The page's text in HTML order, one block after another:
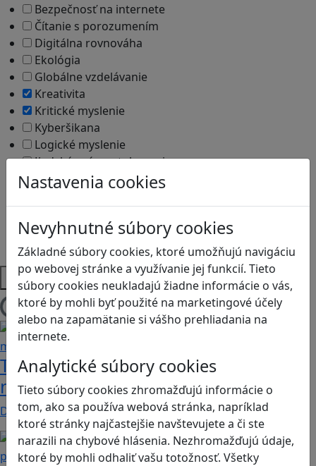
Nastavenia cookies
Nevyhnutné súbory cookies
Základné súbory cookies, ktoré umožňujú navigáciu
po webovej stránke a využívanie jej funkcií. Tieto
súbory cookies neukladajú žiadne informácie o vás,
ktoré by mohli byť použité na marketingové účely
alebo na zapamätanie si vášho prehliadania na
internete.
Analytické súbory cookies
Tieto súbory cookies zhromažďujú informácie o
tom, ako sa používa webová stránka, napríklad
ktoré stránky najčastejšie navštevujete a či ste
narazili na chybové hlásenia. Nezhromažďujú údaje,
ktoré by mohli odhaliť vašu totožnosť. Všetky
Bezpečnosť na internete
Čítanie s porozumením
Digitálna rovnováha
Ekológia
Globálne vzdelávanie
Kreativita
Kritické myslenie
Kyberšikana
Logické myslenie
Ľudské práva a tolerancia
Motorika a koncentrácia
Strategické myslenie
Zdravie a pohyb
Platformy
Načítam blogy
Tick Tock: A Tale for Tw‪o je hra s
netradičnou mechanikou spolupráce
Dvaja hráči simultánne lúštia bizarné logické…